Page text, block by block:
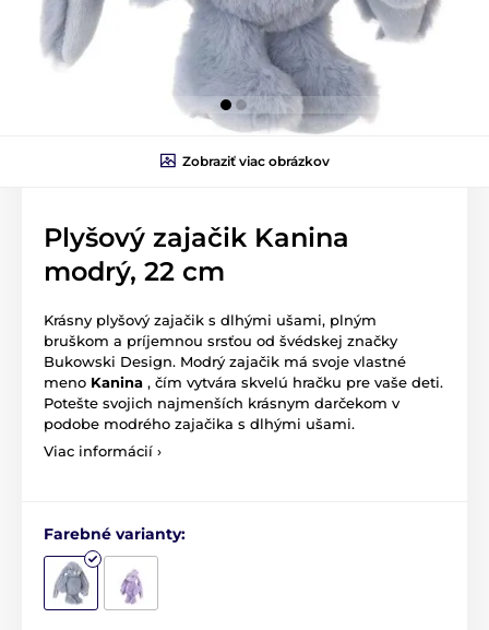
Zobraziť viac obrázkov
Plyšový zajačik Kanina
modrý, 22 cm
Krásny plyšový zajačik s dlhými ušami, plným
bruškom a príjemnou srsťou od švédskej značky
Bukowski Design. Modrý zajačik má svoje vlastné
meno Kanina , čím vytvára skvelú hračku pre vaše deti.
Potešte svojich najmenších krásnym darčekom v
podobe modrého zajačika s dlhými ušami.
Viac informácií ›
Farebné varianty: